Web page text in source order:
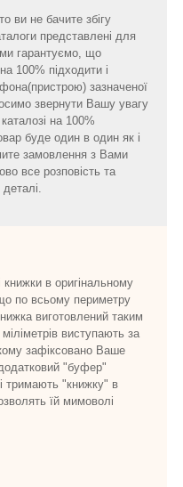
ви не бачите збігу
представлені для
гарантуємо, що
100% підходити і
зазначеної
звернути Вашу увагу
на 100%
буде один в один як і
замовлення з Вами
все розповість та
деталі.
в оригінальному
по всьому периметру
виготовлений таким
виступають за
зафіксовано Ваше
"буфер"
тримають "книжку" в
їй мимоволі